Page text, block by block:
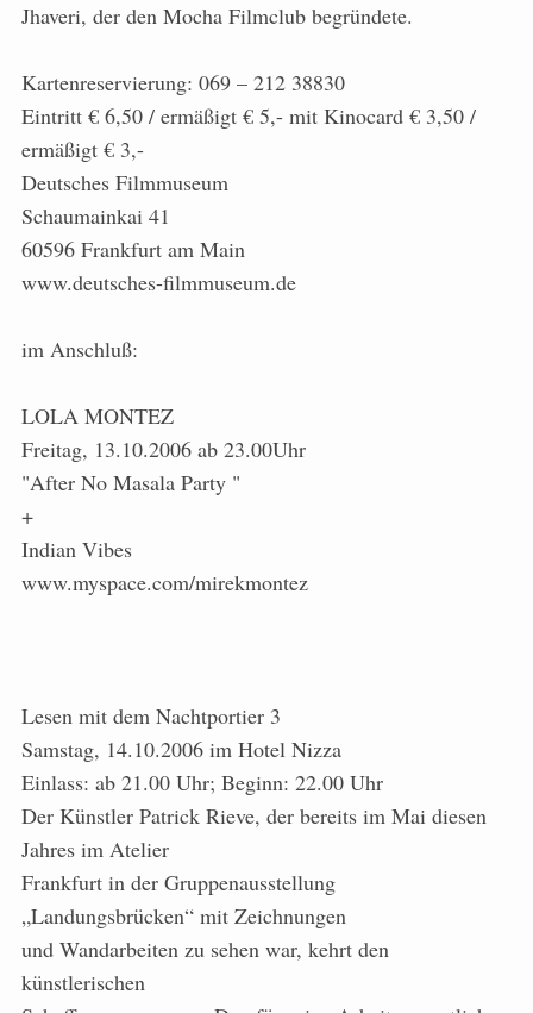
Jhaveri, der den Mocha Filmclub begründete.
Kartenreservierung: 069 – 212 38830
Eintritt € 6,50 / ermäßigt € 5,- mit Kinocard € 3,50 /
ermäßigt € 3,-
Deutsches Filmmuseum
Schaumainkai 41
60596 Frankfurt am Main
www.deutsches-filmmuseum.de
im Anschluß:
LOLA MONTEZ
Freitag, 13.10.2006 ab 23.00Uhr
"After No Masala Party "
+
Indian Vibes
www.myspace.com/mirekmontez
Lesen mit dem Nachtportier 3
Samstag, 14.10.2006 im Hotel Nizza
Einlass: ab 21.00 Uhr; Beginn: 22.00 Uhr
Der Künstler Patrick Rieve, der bereits im Mai diesen
Jahres im Atelier
Frankfurt in der Gruppenausstellung
„Landungsbrücken“ mit Zeichnungen
und Wandarbeiten zu sehen war, kehrt den
künstlerischen